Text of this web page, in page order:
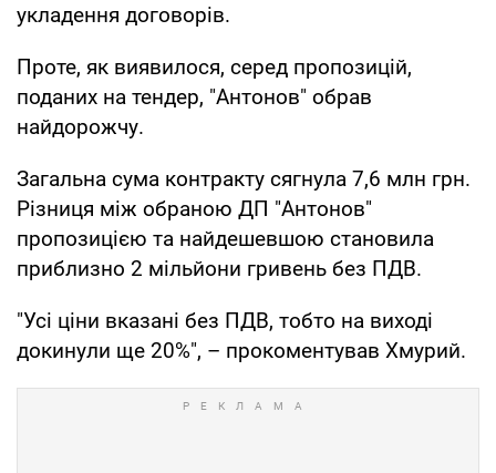
укладення договорів.
Проте, як виявилося, серед пропозицій,
поданих на тендер, "Антонов" обрав
найдорожчу.
Загальна сума контракту сягнула 7,6 млн грн.
Різниця між обраною ДП "Антонов"
пропозицією та найдешевшою становила
приблизно 2 мільйони гривень без ПДВ.
"Усі ціни вказані без ПДВ, тобто на виході
докинули ще 20%", – прокоментував Хмурий.